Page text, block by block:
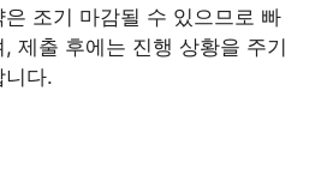
조기 마감될 수 있으므로 빠
제출 후에는 진행 상황을 주기
니다.